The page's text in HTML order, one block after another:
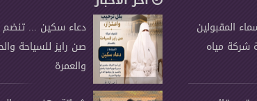
المقبولين
شركة مياه
دعاء سكين ...
صن رايز للسياحة
والعمرة